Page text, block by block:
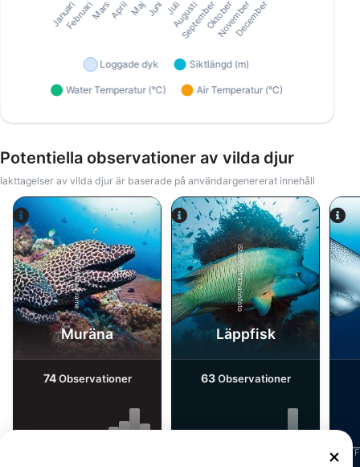
Potentiella observationer av vilda djur
Iakttagelser av vilda djur är baserade på användargenererat innehåll
Alamy-WaterFrame
Muräna
74Observationer
iStock/ultramarinfoto
Läppfisk
63Observationer
F